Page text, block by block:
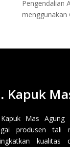
Pengendalian
menggunakan
Kapuk
Mas Agung
produsen tali